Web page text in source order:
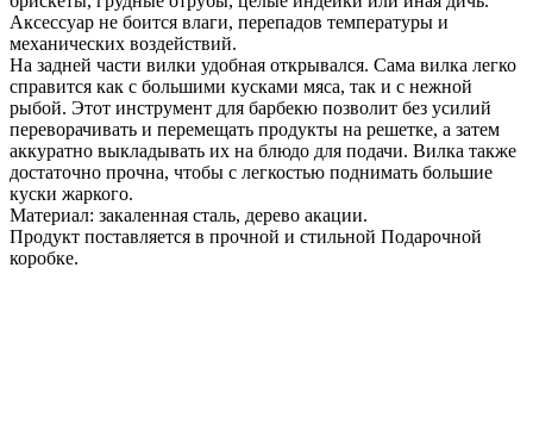
Аксессуар не боится влаги, перепадов температуры и
механических воздействий.
На задней части вилки удобная открывался. Сама вилка легко
справится как с большими кусками мяса, так и с нежной
рыбой. Этот инструмент для барбекю позволит без усилий
переворачивать и перемещать продукты на решетке, а затем
аккуратно выкладывать их на блюдо для подачи. Вилка также
достаточно прочна, чтобы с легкостью поднимать большие
куски жаркого.
Материал: закаленная сталь, дерево акации.
Продукт поставляется в прочной и стильной Подарочной
коробке.